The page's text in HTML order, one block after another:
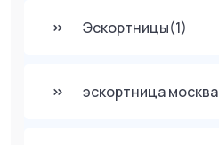
Эскортницы(1)
эскортница москва